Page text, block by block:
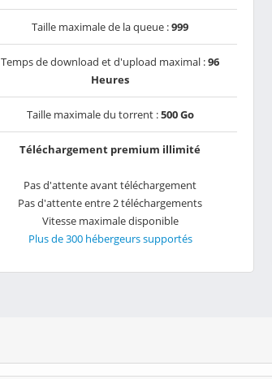
Taille maximale de la queue :999
Temps de download et d'upload maximal :96
Heures
Taille maximale du torrent :500 Go
Téléchargement premium illimité
Pas d'attente avant téléchargement
Pas d'attente entre 2 téléchargements
Vitesse maximale disponible
Plus de 300 hébergeurs supportés